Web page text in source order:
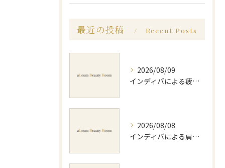
最近の投稿 Recent Posts
2026/08/09
インディバによる疲労回復方法と効果的な実感や持続のポイントを徹底解説
2026/08/08
インディバによる肩コリ施術の効果と回数の目安を徹底解説